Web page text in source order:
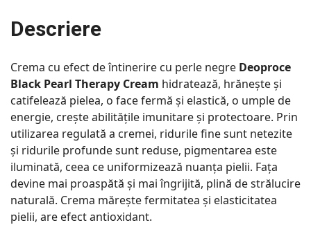
Descriere
Crema cu efect de întinerire cu perle negre Deoproce
Black Pearl Therapy Cream hidratează, hrănește și
catifelează pielea, o face fermă și elastică, o umple de
energie, crește abilitățile imunitare și protectoare. Prin
utilizarea regulată a cremei, ridurile fine sunt netezite
și ridurile profunde sunt reduse, pigmentarea este
iluminată, ceea ce uniformizează nuanța pielii. Fața
devine mai proaspătă și mai îngrijită, plină de strălucire
naturală. Crema mărește fermitatea și elasticitatea
pielii, are efect antioxidant.